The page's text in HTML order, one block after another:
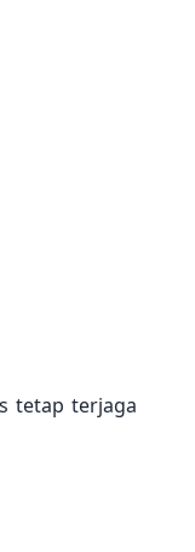
tetap terjaga